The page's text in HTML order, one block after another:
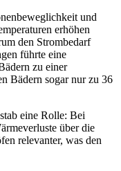
und
erhöhen
den Strombedarf
führte eine
zu einer
Bädern sogar nur zu 36
eine Rolle: Bei
über die
relevanter, was den